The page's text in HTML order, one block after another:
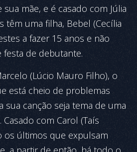
mãe, e é casado com Júlia
têm uma filha, Bebel (Cecília
a fazer 15 anos e não
de debutante.
(Lúcio Mauro Filho), o
está cheio de problemas
sua canção seja tema de uma
Casado com Carol (Taís
os últimos que expulsam